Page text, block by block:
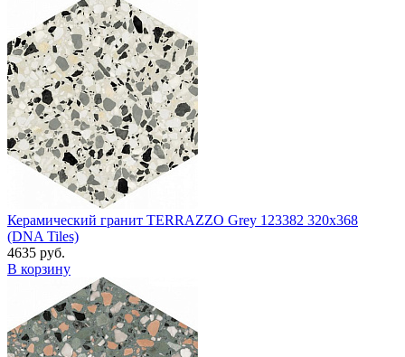
Керамический гранит TERRAZZO Grey 123382 320x368
(DNA Tiles)
4635 руб.
В корзину